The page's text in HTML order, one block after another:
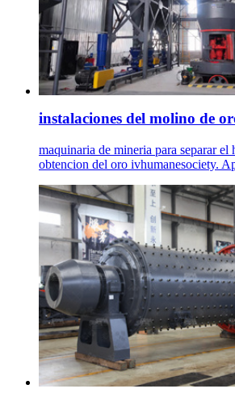
instalaciones del molino de
maquinaria de mineria para separar
obtencion del oro ivhumanesociety.